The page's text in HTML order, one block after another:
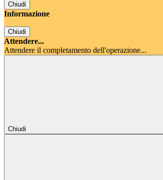
Chiudi
Informazione
Chiudi
Attendere...
Attendere il completamento dell'operazione...
Chiudi